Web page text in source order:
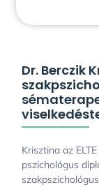
Dr. Berczik
Krisztina az
pszichológus